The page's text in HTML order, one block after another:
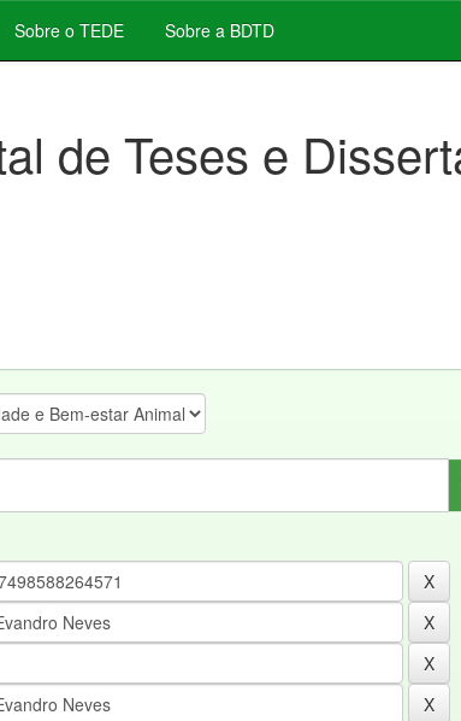
Sobre o TEDE Sobre a BDTD
de Teses e